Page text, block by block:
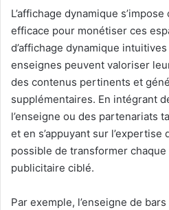
L’affichage dynamique
efficace pour monétiser ces
d’affichage dynamique
enseignes peuvent valoriser
des contenus pertinents et
supplémentaires. En intégrant
l’enseigne ou des partenariats
et en s’appuyant sur
possible de transformer
publicitaire ciblé.
Par exemple, l’enseigne de